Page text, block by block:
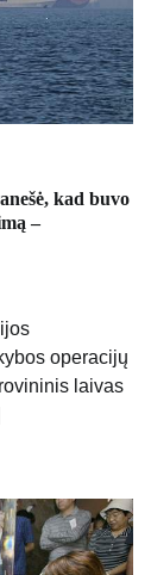
kad buvo
–
operacijų
laivas